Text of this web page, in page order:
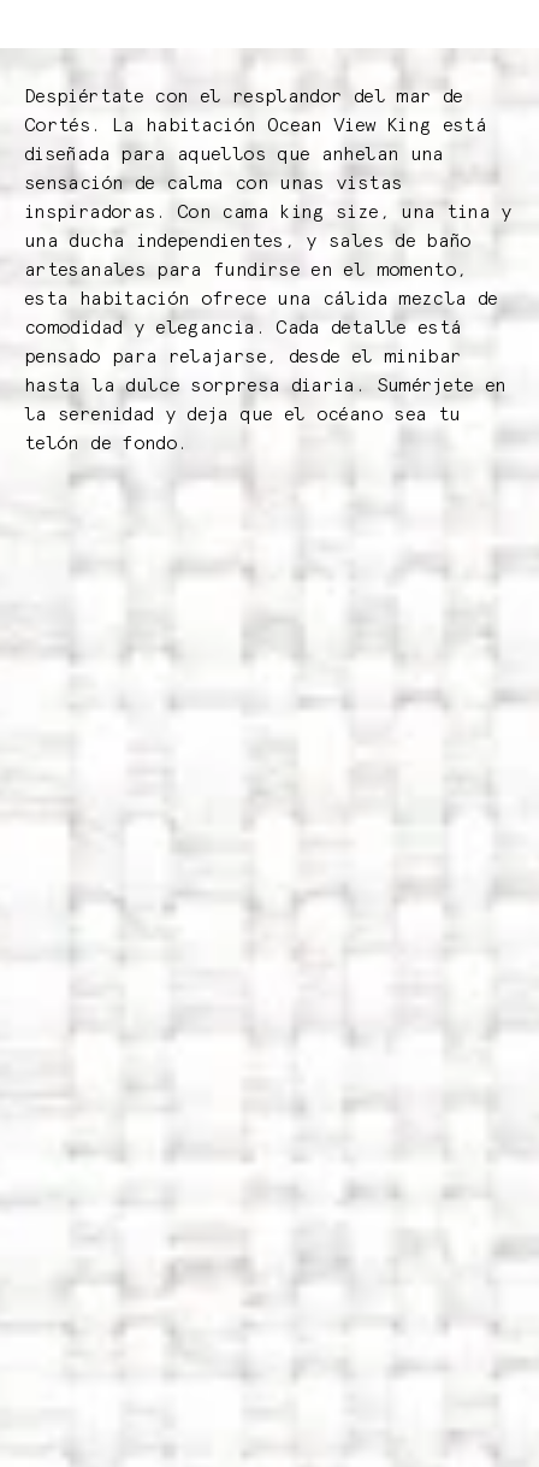
Despiértate con el resplandor del mar de
Cortés. La habitación Ocean View King está
diseñada para aquellos que anhelan una
sensación de calma con unas vistas
inspiradoras. Con cama king size, una tina y
una ducha independientes, y sales de baño
artesanales para fundirse en el momento,
esta habitación ofrece una cálida mezcla de
comodidad y elegancia. Cada detalle está
pensado para relajarse, desde el minibar
hasta la dulce sorpresa diaria. Sumérjete en
la serenidad y deja que el océano sea tu
telón de fondo.
CHECK IN CHECK OUT